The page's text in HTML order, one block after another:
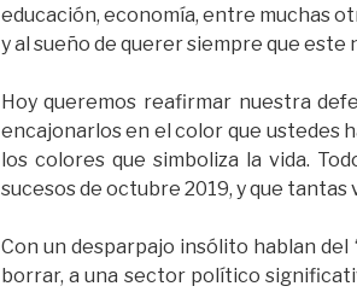
educación, economía, entre muchas
y al sueño de querer siempre que este
Hoy queremos reafirmar nuestra
encajonarlos en el color que ustedes
los colores que simboliza la vida.
sucesos de octubre 2019, y que
Con un desparpajo insólito hablan
borrar, a una sector político